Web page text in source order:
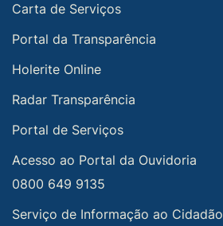
Carta de Serviços
Portal da Transparência
Holerite Online
Radar Transparência
Portal de Serviços
Acesso ao Portal da Ouvidoria
0800 649 9135
Serviço de Informação ao Cidadão